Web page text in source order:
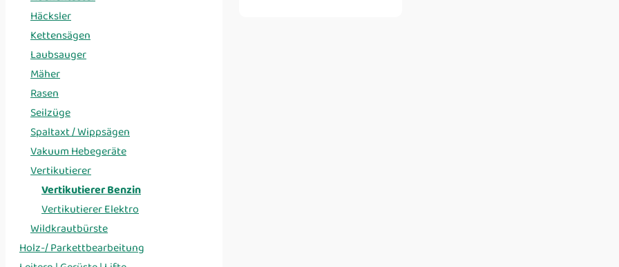
Häcksler
Kettensägen
Laubsauger
Mäher
Rasen
Seilzüge
Spaltaxt / Wippsägen
Vakuum Hebegeräte
Vertikutierer
Vertikutierer Benzin
Vertikutierer Elektro
Wildkrautbürste
Holz-/ Parkettbearbeitung